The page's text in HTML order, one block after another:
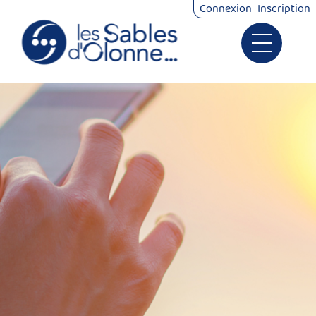
Ouvrir le
Démarches
Connexion Inscription